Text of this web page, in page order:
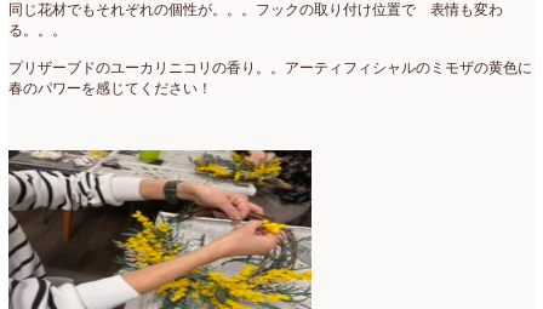
同じ花材でもそれぞれの個性が。。。フックの取り付け位置で 表情も変わ
る。。。
プリザーブドのユーカリニコリの香り。。アーティフィシャルのミモザの黄色に
春のパワーを感じてください！